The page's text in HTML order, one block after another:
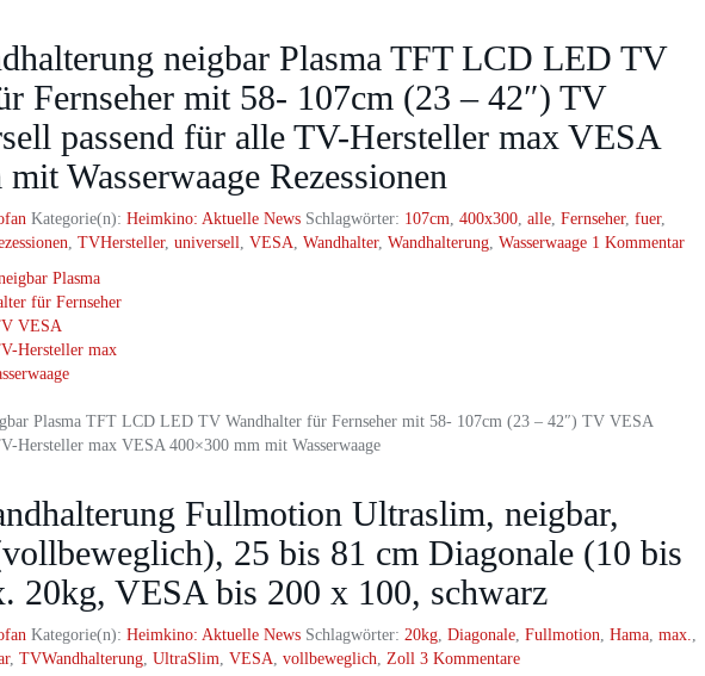
neigbar Plasma TFT LCD LED TV
Fernseher mit 58- 107cm (23 – 42″) TV
passend für alle TV-Hersteller max VESA
Wasserwaage Rezessionen
Kategorie(n): Heimkino: Aktuelle News Schlagwörter: 107cm, 400x300, alle, Fernseher, fuer,
, TVHersteller, universell, VESA, Wandhalter, Wandhalterung, Wasserwaage 1 Kommentar
Plasma TFT LCD LED TV Wandhalter für Fernseher mit 58- 107cm (23 – 42″) TV VESA
Hersteller max VESA 400×300 mm mit Wasserwaage
Fullmotion Ultraslim, neigbar,
25 bis 81 cm Diagonale (10 bis
20kg, VESA bis 200 x 100, schwarz
Kategorie(n): Heimkino: Aktuelle News Schlagwörter: 20kg, Diagonale, Fullmotion, Hama, max.,
, TVWandhalterung, UltraSlim, VESA, vollbeweglich, Zoll 3 Kommentare